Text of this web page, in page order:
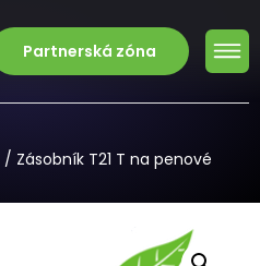
Partnerská zóna
/ Zásobník T21 T na penové